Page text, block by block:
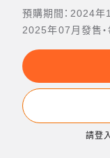
預購期間：2024
2025年07月發售
請登